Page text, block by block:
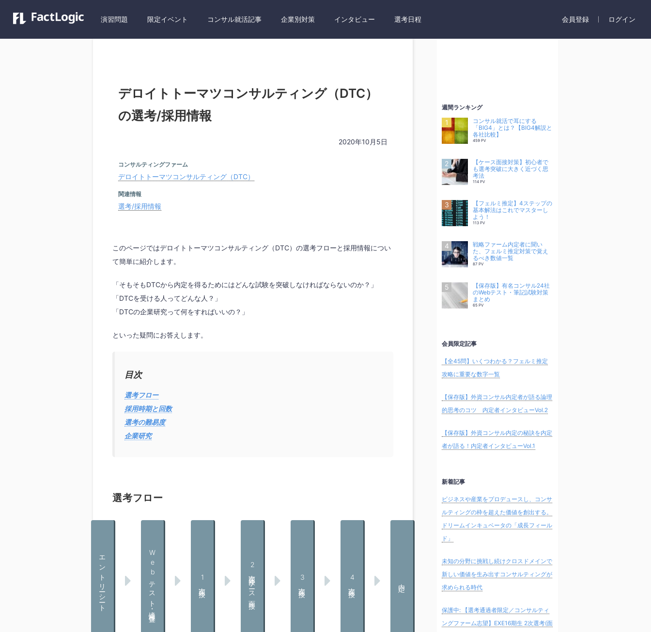
演習問題 限定イベント コンサル就活記事 企業別対策 インタビュー 選考日程 会員登録 ログイン
デロイトトーマツコンサルティング（DTC）
の選考/採用情報
2020年10月5日
コンサルティングファーム
デロイトトーマツコンサルティング（DTC）
関連情報
選考/採用情報
このページではデロイトトーマツコンサルティング（DTC）の選考フローと採用情報につい
て簡単に紹介します。
「そもそもDTCから内定を得るためにはどんな試験を突破しなければならないのか？」
「DTCを受ける人ってどんな人？」
「DTCの企業研究って何をすればいいの？」
といった疑問にお答えします。
目次
選考フロー
採用時期と回数
選考の難易度
企業研究
選考フロー
エントリーシート Webテスト・適性検査 1次面接 2次面接（ケース面接） 3次面接 4次面接
週間ランキング
コンサル就活で耳にする
「BIG4」とは？【BIG4解説と
各社比較】
459 PV
【ケース面接対策】初心者で
も選考突破に大きく近づく思
考法
114 PV
【フェルミ推定】4ステップの
基本解法はこれでマスターし
よう！
113 PV
戦略ファーム内定者に聞い
た、フェルミ推定対策で覚え
るべき数値一覧
87 PV
【保存版】有名コンサル24社
のWebテスト・筆記試験対策
まとめ
65 PV
会員限定記事
【全45問】いくつわかる？フェルミ推定
攻略に重要な数字一覧
【保存版】外資コンサル内定者が語る論理
的思考のコツ 内定者インタビューVol.2
【保存版】外資コンサル内定の秘訣を内定
者が語る！内定者インタビューVol.1
新着記事
ビジネスや産業をプロデュースし、コンサ
ルティングの枠を超えた価値を創出する。
ドリームインキュベータの「成長フィール
ド」
未知の分野に挑戦し続けクロスドメインで
新しい価値を生み出すコンサルティングが
求められる時代
保護中: 【選考通過者限定／コンサルティ
ングファーム志望】EXE16期生 2次選考(面